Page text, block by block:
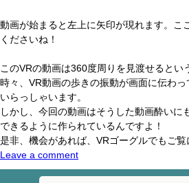
動画が始まると左上に矢印が現れます。こ
くださいね！
このVRの動画は360度周りを見渡せるとい
時々、VR動画の歩きの振動が画面に伝わ
いらっしゃいます。
しかし、今回の動画はそうした動画酔いに
できるように作られているんですよ！
是非、機会があれば、VRゴーグルでもご覧
Leave a comment